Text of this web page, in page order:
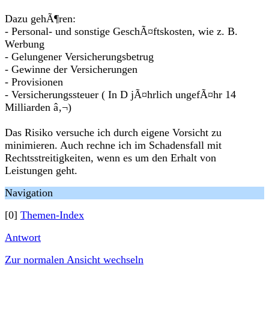
Dazu gehÃ¶ren:
- Personal- und sonstige GeschÃ¤ftskosten, wie z. B.
Werbung
- Gelungener Versicherungsbetrug
- Gewinne der Versicherungen
- Provisionen
- Versicherungssteuer ( In D jÃ¤hrlich ungefÃ¤hr 14
Milliarden â‚¬)
Das Risiko versuche ich durch eigene Vorsicht zu
minimieren. Auch rechne ich im Schadensfall mit
Rechtsstreitigkeiten, wenn es um den Erhalt von
Leistungen geht.
Navigation
[0] Themen-Index
Antwort
Zur normalen Ansicht wechseln